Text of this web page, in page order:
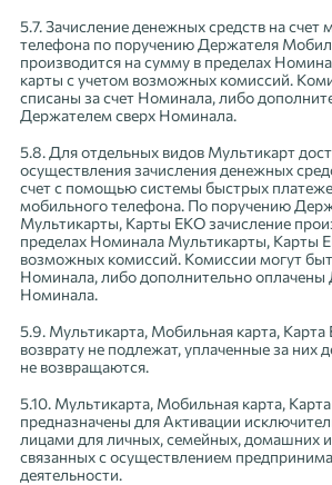
5.7. Зачисление денежных средств на счет
телефона по поручению Держателя
производится на сумму в пределах
карты с учетом возможных комиссий.
списаны за счет Номинала, либо
Держателем сверх Номинала.
5.8. Для отдельных видов Мультикарт
осуществления зачисления денежных
счет с помощью системы быстрых
мобильного телефона. По поручению
Мультикарты, Карты ЕКО зачисление
пределах Номинала Мультикарты, Карты
возможных комиссий. Комиссии могут
Номинала, либо дополнительно оплачены
Номинала.
5.9. Мультикарта, Мобильная карта,
возврату не подлежат, уплаченные за них
не возвращаются.
5.10. Мультикарта, Мобильная карта,
предназначены для Активации
лицами для личных, семейных, домашних
связанных с осуществлением
деятельности.